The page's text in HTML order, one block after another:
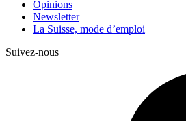
Opinions
Newsletter
La Suisse, mode d’emploi
Suivez-nous